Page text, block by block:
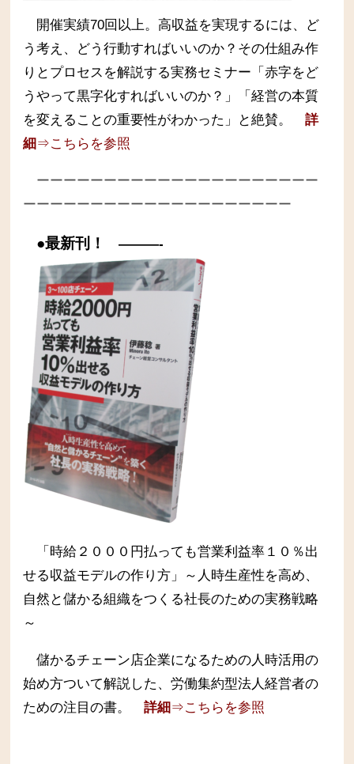
開催実績70回以上。高収益を実現するには、ど
う考え、どう行動すればいいのか？その仕組み作
りとプロセスを解説する実務セミナー 「赤字をど
うやって黒字化すればいいのか？」「経営の本質
を変えることの重要性がわかった」と絶賛。
詳
細⇒こちらを参照
ーーーーーーーーーーーーーーーーーーーーー
ーーーーーーーーーーーーーーーーーーーー
●最新刊！ ———-
「時給２０００円払っても営業利益率１０％出
せる収益モデルの作り方」～人時生産性を高め、
自然と儲かる組織をつくる社長のための実務戦略
～
儲かるチェーン店企業になるための人時活用の
始め方ついて解説した、労働集約型法人経営者の
ための注目の書。
詳細⇒こちらを参照